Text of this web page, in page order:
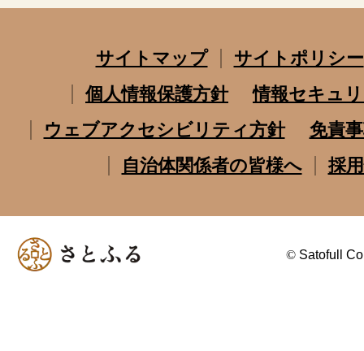
サイトマップ
サイトポリシー
個人情報保護方針
情報セキュ
ウェブアクセシビリティ方針
免責
自治体関係者の皆様へ
採
© Satofull